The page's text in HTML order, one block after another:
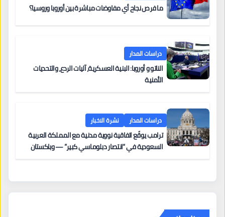
ما فرص نجاح أي مفاوضات مباشرة بين أوروبا وروسيا؟
دراسات المدار
الناتو و أوروبا: البنية العسكرية، آليات الردع، والتحديات
الأمنية
دراسات المدار نشرة الاخبار
ترامب يوقّع اتفاقية نووية مدنية مع المملكة العربية
السعودية في “انتصار دبلوماسي كبير” — وباكستان